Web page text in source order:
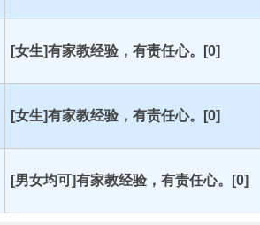
[女生]有家教经验，有责任心。[0]
[女生]有家教经验，有责任心。[0]
[男女均可]有家教经验，有责任心。[0]